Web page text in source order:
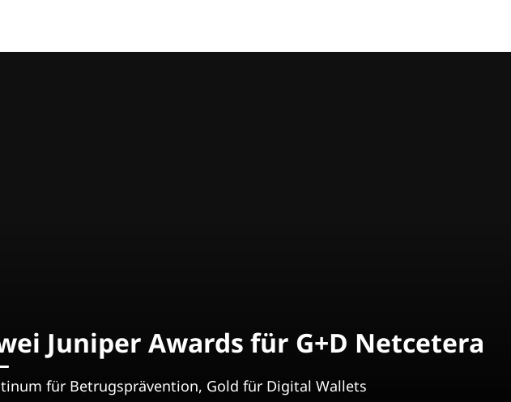
Juniper Awards für G+D Netcetera
für Betrugsprävention, Gold für Digital Wallets